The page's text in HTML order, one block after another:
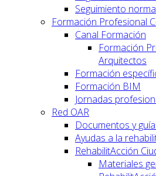
Seguimiento
Formación Profesional
Canal Formación
Formación
Arquitectos
Formación
Formación BIM
Jornadas
Red OAR
Documentos y
Ayudas a la
RehabilitAcción
Materiales